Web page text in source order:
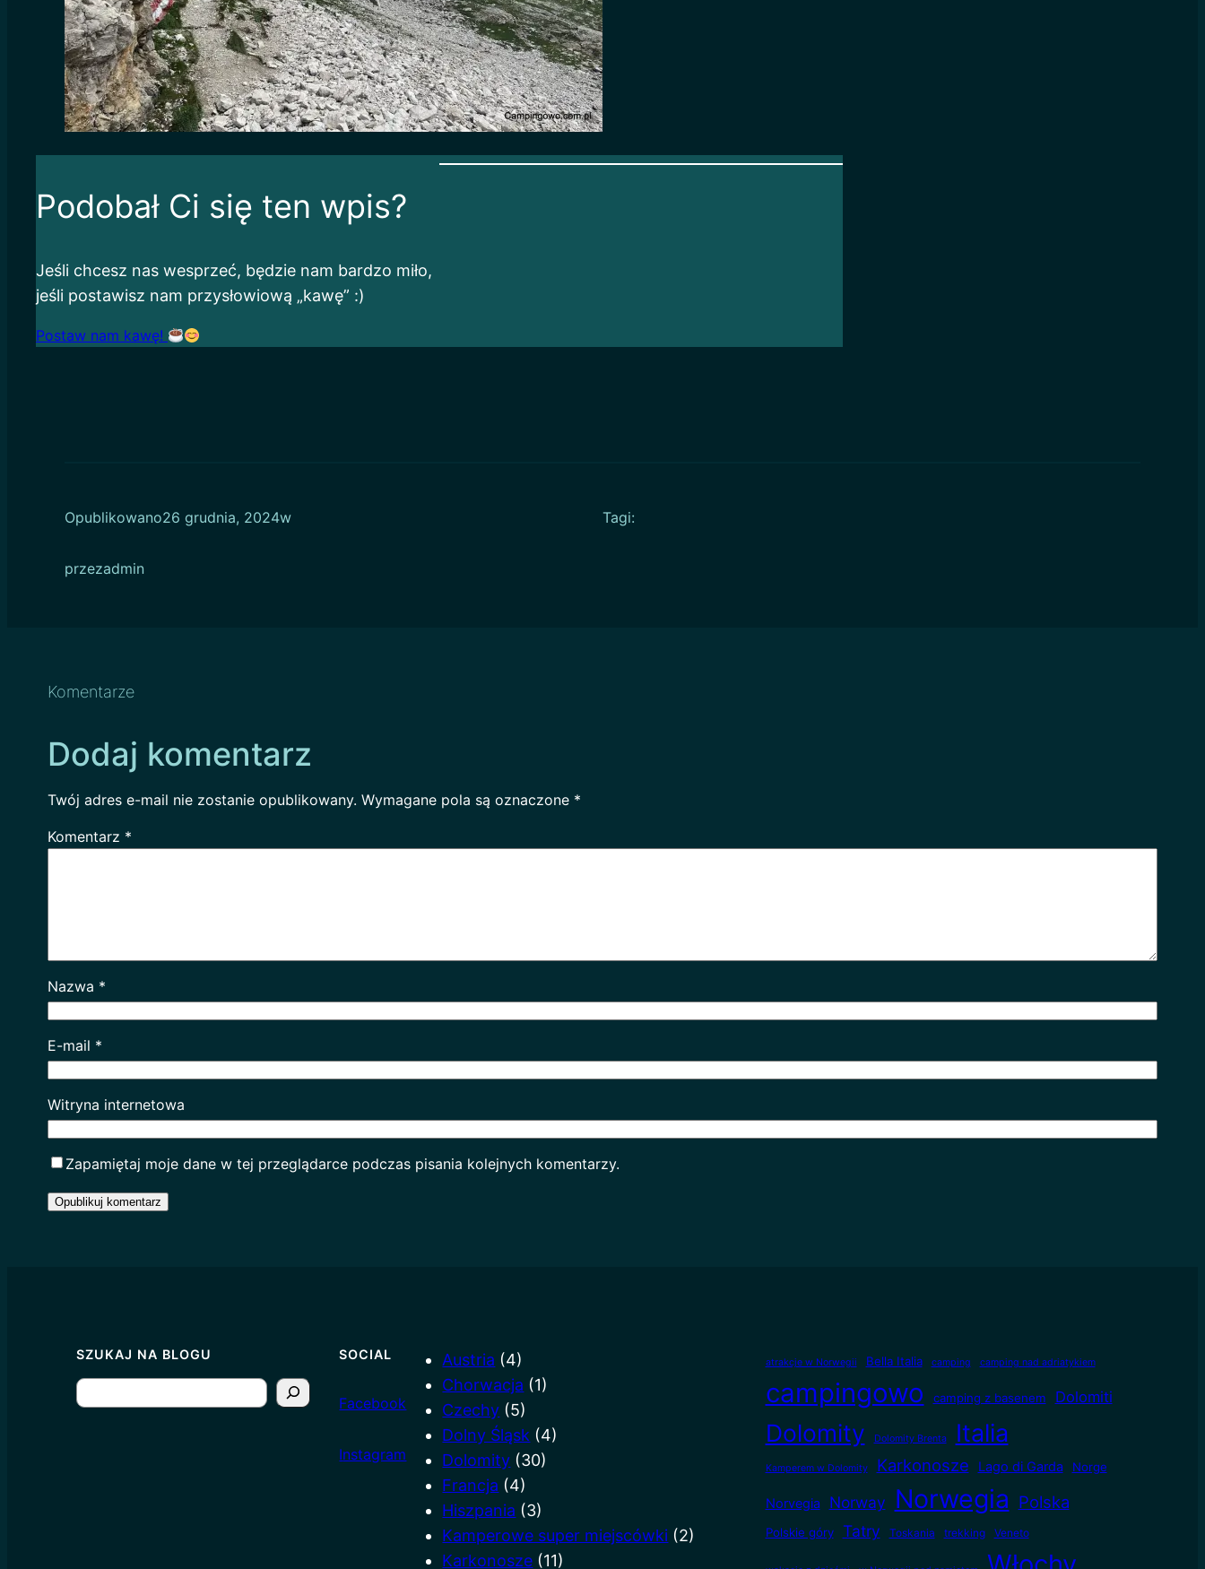
Podobał Ci się ten wpis?
Jeśli chcesz nas wesprzeć, będzie nam bardzo miło,
jeśli postawisz nam przysłowiową „kawę” :)
Postaw nam kawę!
Opublikowano26 grudnia, 2024w
przezadmin
Tagi:
Komentarze
Dodaj komentarz
Twój adres e-mail nie zostanie opublikowany. Wymagane pola są oznaczone *
Komentarz *
Nazwa *
E-mail *
Witryna internetowa
Zapamiętaj moje dane w tej przeglądarce podczas pisania kolejnych komentarzy.
SZUKAJ NA BLOGU
S
e
SOCIAL
Facebook
Instagram
Austria (4)
Chorwacja (1)
Czechy (5)
Dolny Śląsk (4)
Dolomity (30)
Francja (4)
Hiszpania (3)
Kamperowe super miejscówki (2)
Karkonosze (11)
atrakcje w Norwegii Bella Italia camping camping nad adriatykiem
campingowo camping z basenem Dolomiti
Dolomity Dolomity Brenta Italia
Kamperem w Dolomity Karkonosze Lago di Garda Norge
Norvegia Norway Norwegia Polska
Polskie góry Tatry Toskania trekking Veneto